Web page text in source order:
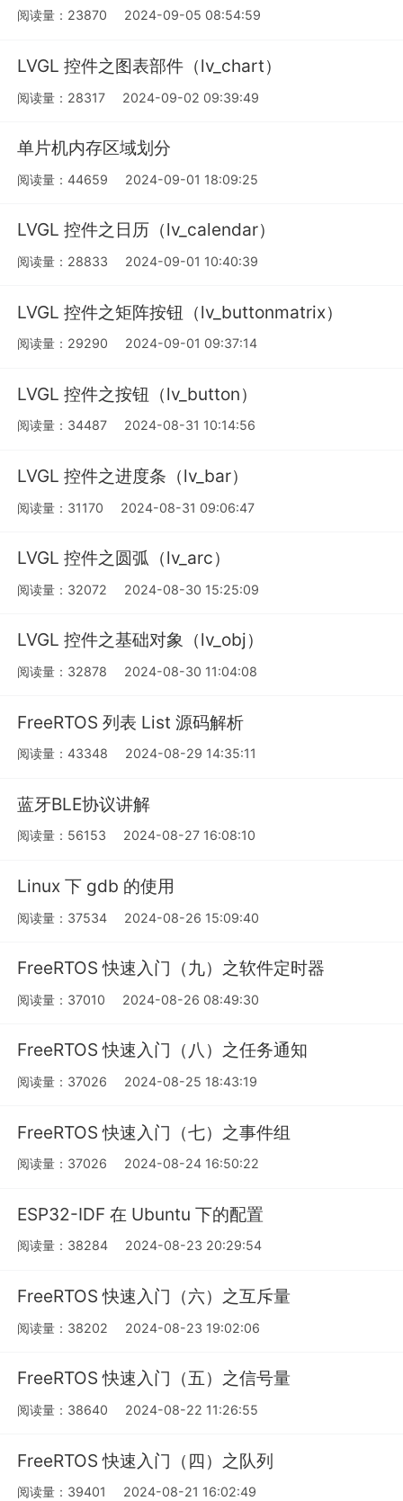
阅读量：23870 2024-09-05 08:54:59
LVGL 控件之图表部件（lv_chart）
阅读量：28317 2024-09-02 09:39:49
单片机内存区域划分
阅读量：44659 2024-09-01 18:09:25
LVGL 控件之日历（lv_calendar）
阅读量：28833 2024-09-01 10:40:39
LVGL 控件之矩阵按钮（lv_buttonmatrix）
阅读量：29290 2024-09-01 09:37:14
LVGL 控件之按钮（lv_button）
阅读量：34487 2024-08-31 10:14:56
LVGL 控件之进度条（lv_bar）
阅读量：31170 2024-08-31 09:06:47
LVGL 控件之圆弧（lv_arc）
阅读量：32072 2024-08-30 15:25:09
LVGL 控件之基础对象（lv_obj）
阅读量：32878 2024-08-30 11:04:08
FreeRTOS 列表 List 源码解析
阅读量：43348 2024-08-29 14:35:11
蓝牙BLE协议讲解
阅读量：56153 2024-08-27 16:08:10
Linux 下 gdb 的使用
阅读量：37534 2024-08-26 15:09:40
FreeRTOS 快速入门（九）之软件定时器
阅读量：37010 2024-08-26 08:49:30
FreeRTOS 快速入门（八）之任务通知
阅读量：37026 2024-08-25 18:43:19
FreeRTOS 快速入门（七）之事件组
阅读量：37026 2024-08-24 16:50:22
ESP32-IDF 在 Ubuntu 下的配置
阅读量：38284 2024-08-23 20:29:54
FreeRTOS 快速入门（六）之互斥量
阅读量：38202 2024-08-23 19:02:06
FreeRTOS 快速入门（五）之信号量
阅读量：38640 2024-08-22 11:26:55
FreeRTOS 快速入门（四）之队列
阅读量：39401 2024-08-21 16:02:49